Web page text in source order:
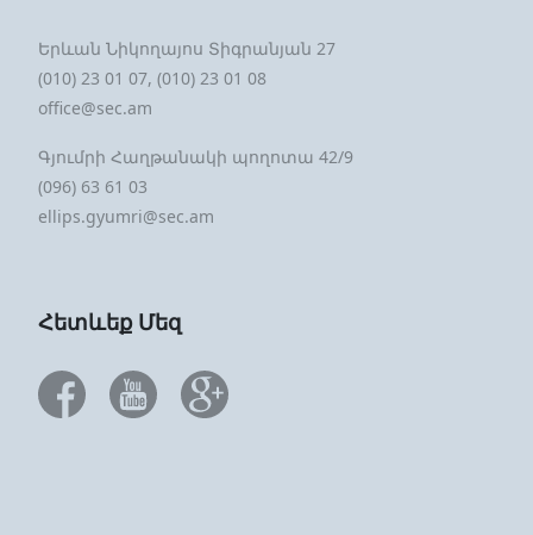
Երևան Նիկողայոս Տիգրանյան 27
(010) 23 01 07, (010) 23 01 08
office@sec.am
Գյումրի Հաղթանակի պողոտա 42/9
(096) 63 61 03
ellips.gyumri@sec.am
Հետևեք Մեզ